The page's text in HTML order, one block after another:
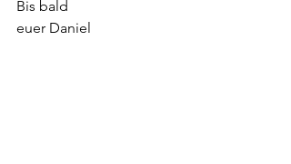
Bis bald
euer Daniel